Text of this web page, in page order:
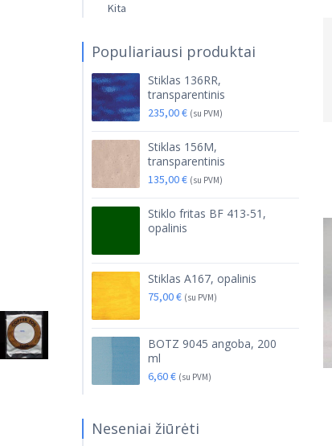
Kita
Populiariausi produktai
Stiklas 136RR,
transparentinis
235,00€ (su PVM)
Stiklas 156M,
transparentinis
135,00€ (su PVM)
Stiklo fritas BF 413-51,
opalinis
Stiklas A167, opalinis
75,00€ (su PVM)
BOTZ 9045 angoba, 200
ml
6,60€ (su PVM)
Neseniai žiūrėti